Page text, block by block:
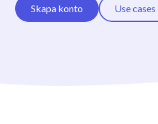
Skapa konto Use cases